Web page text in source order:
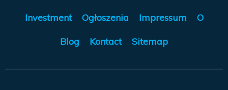
Investment Ogłoszenia Impressum O
Blog Kontact Sitemap